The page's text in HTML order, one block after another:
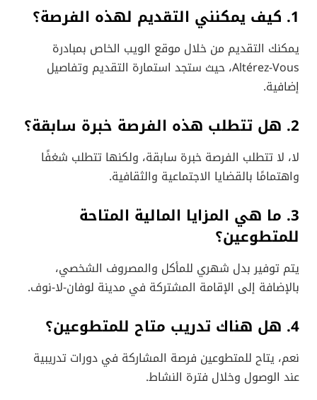
1. كيف يمكنني التقديم لهذه الفرصة؟
يمكنك التقديم من خلال موقع الويب الخاص بمبادرة
Altérez-Vous، حيث ستجد استمارة التقديم وتفاصيل
إضافية.
2. هل تتطلب هذه الفرصة خبرة سابقة؟
لا، لا تتطلب الفرصة خبرة سابقة، ولكنها تتطلب شغفًا
واهتمامًا بالقضايا الاجتماعية والثقافية.
3. ما هي المزايا المالية المتاحة
للمتطوعين؟
يتم توفير بدل شهري للمأكل والمصروف الشخصي،
بالإضافة إلى الإقامة المشتركة في مدينة لوفان-لا-نوف.
4. هل هناك تدريب متاح للمتطوعين؟
نعم، يتاح للمتطوعين فرصة المشاركة في دورات تدريبية
عند الوصول وخلال فترة النشاط.